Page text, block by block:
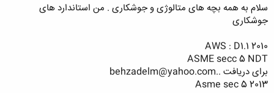
سلام به همه بچه های متالوژی و جوشکاری . من استاندارد های
جوشکاری
AWS : D1.1 2010
ASME secc 5 NDT
برای دریافت ..behzadelm@yahoo.com
Asme sec 5 2013